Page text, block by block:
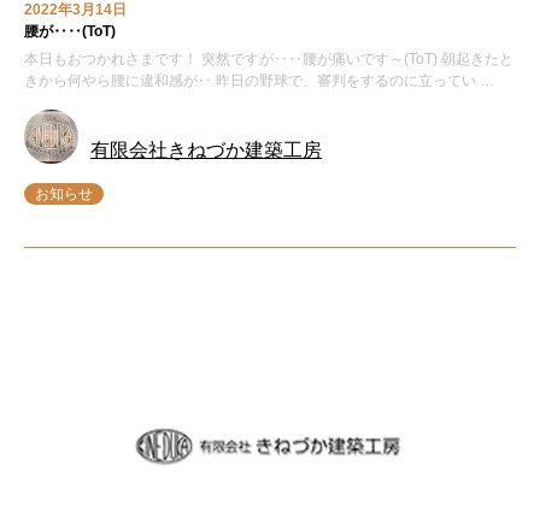
2022年3月14日
腰が‥‥(ToT)
本日もおつかれさまです！ 突然ですが‥‥腰が痛いです～(ToT) 朝起きたと
きから何やら腰に違和感が‥ 昨日の野球で、審判をするのに立ってい …
有限会社きねづか建築工房
お知らせ